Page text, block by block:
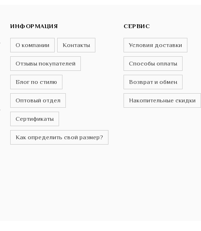
ИНФОРМАЦИЯ
О компании Контакты
Отзывы покупателей
Блог по стилю
Оптовый отдел
Сертификаты
Как определить свой размер?
СЕРВИС
Условия доставки
Способы оплаты
Возврат и обмен
Накопительные скидки